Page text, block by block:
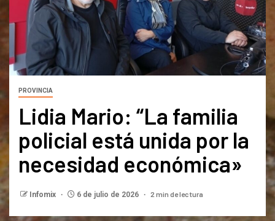
PROVINCIA
Lidia Mario: “La familia
policial está unida por la
necesidad económica»
Infomix 6 de julio de 2026 2 min de lectura